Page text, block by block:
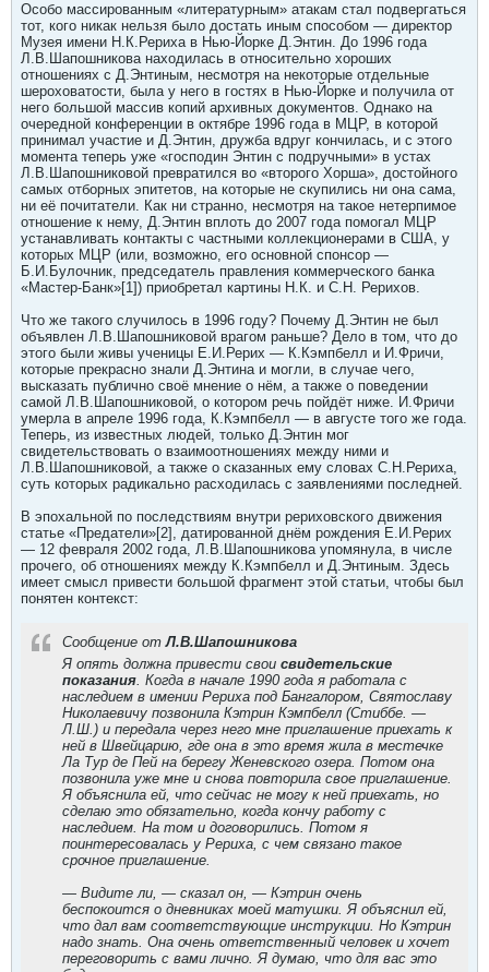
Особо массированным «литературным» атакам стал подвергаться
тот, кого никак нельзя было достать иным способом — директор
Музея имени Н.К.Рериха в Нью-Йорке Д.Энтин. До 1996 года
Л.В.Шапошникова находилась в относительно хороших
отношениях с Д.Энтиным, несмотря на некоторые отдельные
шероховатости, была у него в гостях в Нью-Йорке и получила от
него большой массив копий архивных документов. Однако на
очередной конференции в октябре 1996 года в МЦР, в которой
принимал участие и Д.Энтин, дружба вдруг кончилась, и с этого
момента теперь уже «господин Энтин с подручными» в устах
Л.В.Шапошниковой превратился во «второго Хорша», достойного
самых отборных эпитетов, на которые не скупились ни она сама,
ни её почитатели. Как ни странно, несмотря на такое нетерпимое
отношение к нему, Д.Энтин вплоть до 2007 года помогал МЦР
устанавливать контакты с частными коллекционерами в США, у
которых МЦР (или, возможно, его основной спонсор —
Б.И.Булочник, председатель правления коммерческого банка
«Мастер-Банк»[1]) приобретал картины Н.К. и С.Н. Рерихов.
Что же такого случилось в 1996 году? Почему Д.Энтин не был
объявлен Л.В.Шапошниковой врагом раньше? Дело в том, что до
этого были живы ученицы Е.И.Рерих — К.Кэмпбелл и И.Фричи,
которые прекрасно знали Д.Энтина и могли, в случае чего,
высказать публично своё мнение о нём, а также о поведении
самой Л.В.Шапошниковой, о котором речь пойдёт ниже. И.Фричи
умерла в апреле 1996 года, К.Кэмпбелл — в августе того же года.
Теперь, из известных людей, только Д.Энтин мог
свидетельствовать о взаимоотношениях между ними и
Л.В.Шапошниковой, а также о сказанных ему словах С.Н.Рериха,
суть которых радикально расходилась с заявлениями последней.
В эпохальной по последствиям внутри рериховского движения
статье «Предатели»[2], датированной днём рождения Е.И.Рерих
— 12 февраля 2002 года, Л.В.Шапошникова упомянула, в числе
прочего, об отношениях между К.Кэмпбелл и Д.Энтиным. Здесь
имеет смысл привести большой фрагмент этой статьи, чтобы был
понятен контекст:
Сообщение отЛ.В.Шапошникова
Я опять должна привести свои свидетельские
показания. Когда в начале 1990 года я работала с
наследием в имении Рериха под Бангалором, Святославу
Николаевичу позвонила Кэтрин Кэмпбелл (Стиббе. —
Л.Ш.) и передала через него мне приглашение приехать к
ней в Швейцарию, где она в это время жила в местечке
Ла Тур де Пей на берегу Женевского озера. Потом она
позвонила уже мне и снова повторила свое приглашение.
Я объяснила ей, что сейчас не могу к ней приехать, но
сделаю это обязательно, когда кончу работу с
наследием. На том и договорились. Потом я
поинтересовалась у Рериха, с чем связано такое
срочное приглашение.
— Видите ли, — сказал он, — Кэтрин очень
беспокоится о дневниках моей матушки. Я объяснил ей,
что дал вам соответствующие инструкции. Но Кэтрин
надо знать. Она очень ответственный человек и хочет
переговорить с вами лично. Я думаю, что для вас это